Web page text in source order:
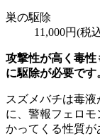
巣の駆除
11,000円(税
攻撃性が高く毒
に駆除が必要です
スズメバチは毒
に、警報フェロ
かってくる性質が